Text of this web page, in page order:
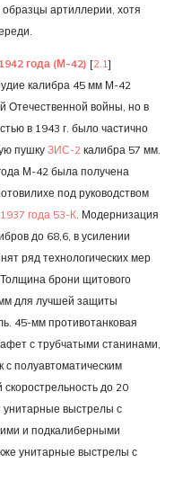
артиллерии, хотя
года (М-42) [2.1]
калибра 45 мм М-42
Отечественной войны, но в
в 1943 г. было частично
пушку ЗИС-2 калибра 57 мм.
М-42 была получена
под руководством
года 53-К . Модернизация
до 68,6, в усилении
ряд технологических мер
брони щитового
для лучшей защиты
45-мм противотанковая
с трубчатыми станинами,
с полуавтоматическим
до 20
унитарные выстрелы с
и подкалиберными
унитарные выстрелы с